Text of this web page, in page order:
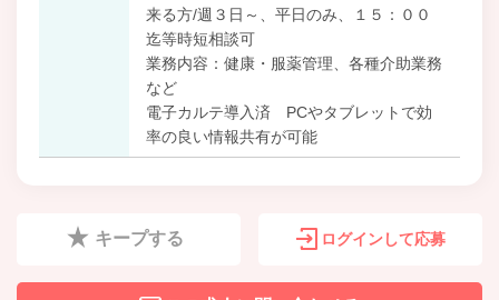
来る方/週３日～、平日のみ、１５：００
迄等時短相談可
業務内容：健康・服薬管理、各種介助業務
など
電子カルテ導入済 PCやタブレットで効
率の良い情報共有が可能
キープする ログインして応募